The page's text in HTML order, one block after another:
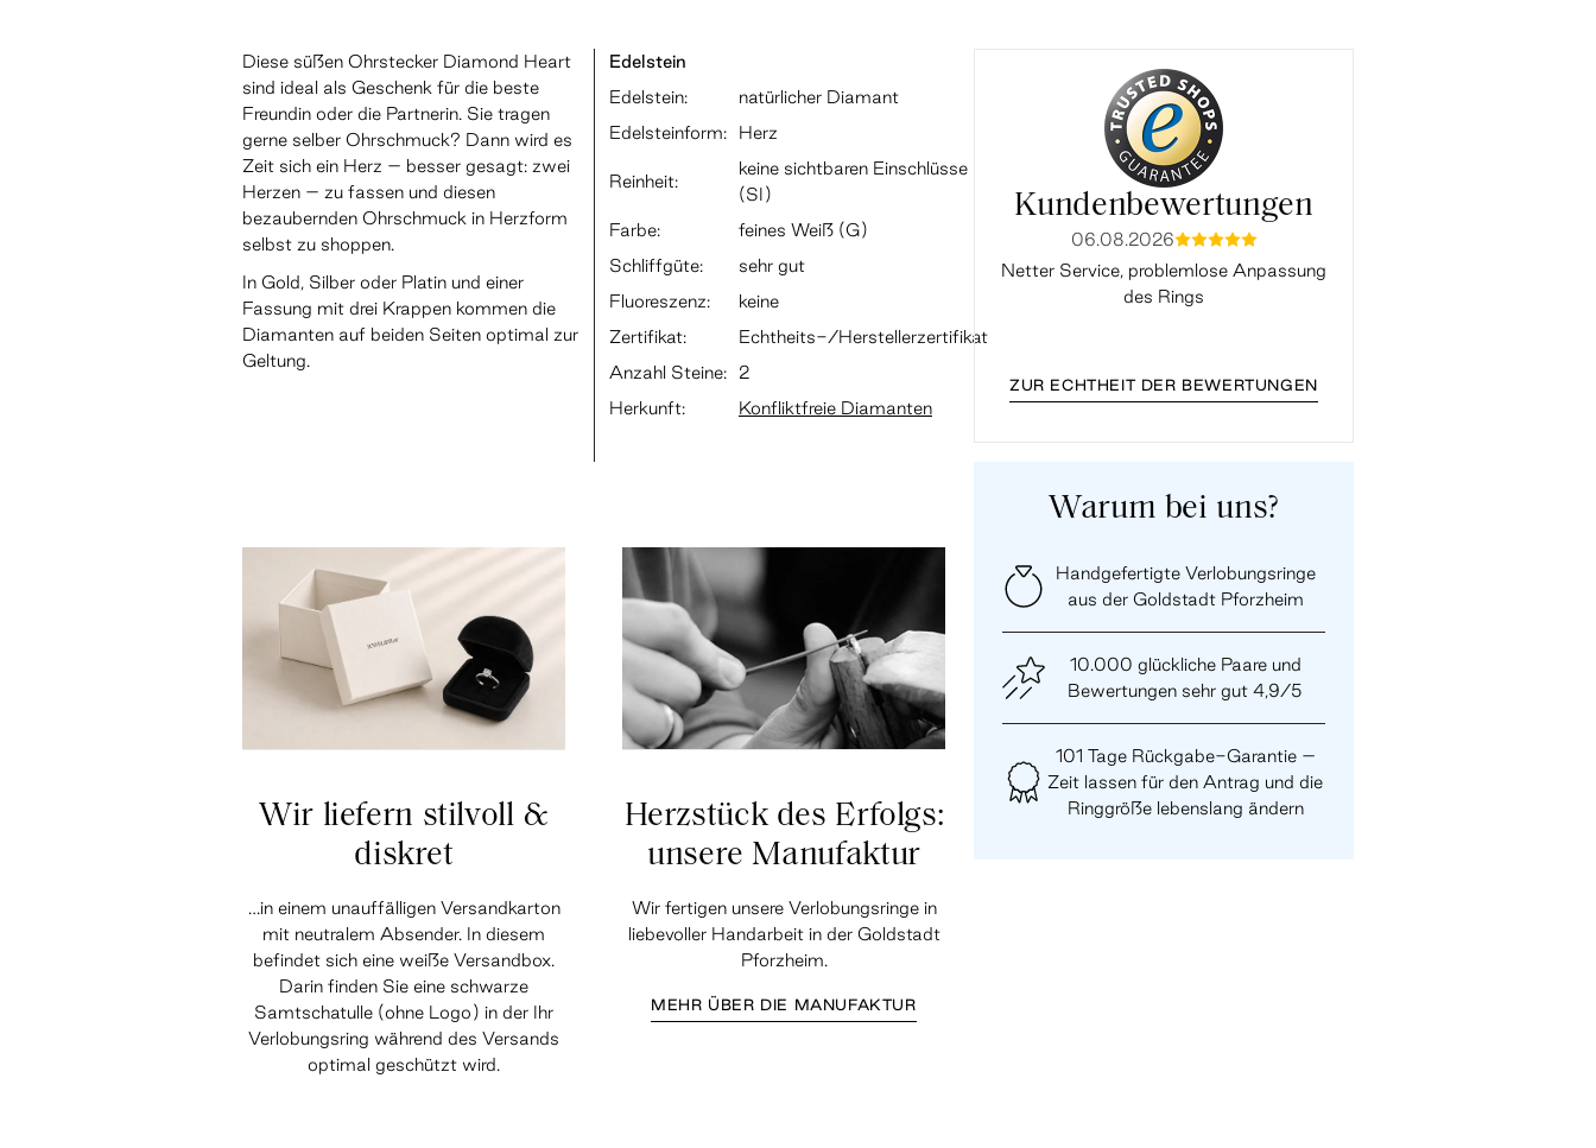
Diese süßen Ohrstecker Diamond Heart
sind ideal als Geschenk für die beste
Freundin oder die Partnerin. Sie tragen
gerne selber Ohrschmuck? Dann wird es
Zeit sich ein Herz – besser gesagt: zwei
Herzen – zu fassen und diesen
bezaubernden Ohrschmuck in Herzform
selbst zu shoppen.
In Gold, Silber oder Platin und einer
Fassung mit drei Krappen kommen die
Diamanten auf beiden Seiten optimal zur
Geltung.
Edelstein
Edelstein:
natürlicher Diamant
Edelsteinform:
Herz
Reinheit:
keine sichtbaren Einschlüsse
(SI)
Farbe:
feines Weiß (G)
Schliffgüte:
sehr gut
Fluoreszenz:
keine
Zertifikat:
Echtheits-/Herstellerzertifikat
Anzahl Steine:
2
Herkunft:
Konfliktfreie Diamanten
Wir liefern stilvoll &
diskret
…in einem unauffälligen Versandkarton
mit neutralem Absender. In diesem
befindet sich eine weiße Versandbox.
Darin finden Sie eine schwarze
Samtschatulle (ohne Logo) in der Ihr
Verlobungsring während des Versands
optimal geschützt wird.
Herzstück des Erfolgs:
unsere Manufaktur
Wir fertigen unsere Verlobungsringe in
liebevoller Handarbeit in der Goldstadt
Pforzheim.
MEHR ÜBER DIE MANUFAKTUR
Kundenbewertungen
06.08.2026mmmmm
Netter Service, problemlose Anpassung
des Rings
ZUR ECHTHEIT DER BEWERTUNGEN
Warum bei uns?
Handgefertigte Verlobungsringe
aus der Goldstadt Pforzheim
10.000 glückliche Paare und
Bewertungen sehr gut 4,9/5
101 Tage Rückgabe-Garantie –
Zeit lassen für den Antrag und die
Ringgröße lebenslang ändern